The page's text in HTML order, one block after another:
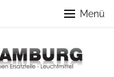
Menü